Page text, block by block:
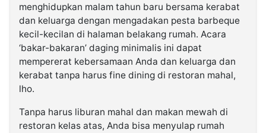
menghidupkan malam tahun baru bersama kerabat
dan keluarga dengan mengadakan pesta barbeque
kecil-kecilan di halaman belakang rumah. Acara
‘bakar-bakaran’ daging minimalis ini dapat
mempererat kebersamaan Anda dan keluarga dan
kerabat tanpa harus fine dining di restoran mahal,
lho.
Tanpa harus liburan mahal dan makan mewah di
restoran kelas atas, Anda bisa menyulap rumah